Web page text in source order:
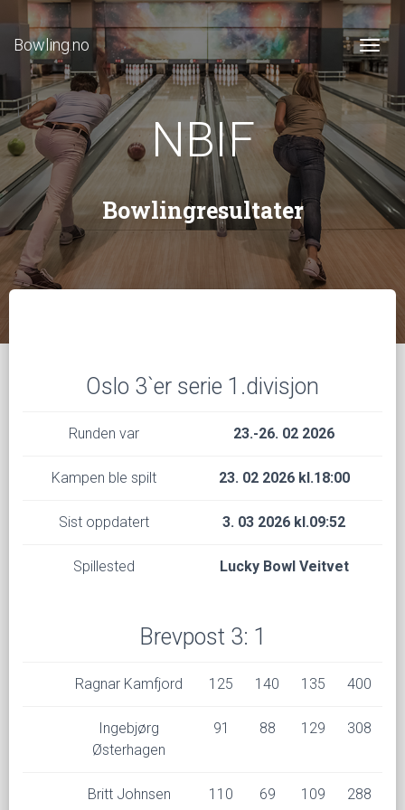
Bowling.no
NBIF
Bowlingresultater
Oslo 3`er serie 1.divisjon
Runden var 23.-26. 02 2026
Kampen ble spilt 23. 02 2026 kl.18:00
Sist oppdatert 3. 03 2026 kl.09:52
Spillested Lucky Bowl Veitvet
Brevpost 3: 1
Ragnar Kamfjord 125 140 135 400
Ingebjørg
Østerhagen
91 88 129 308
Britt Johnsen 110 69 109 288